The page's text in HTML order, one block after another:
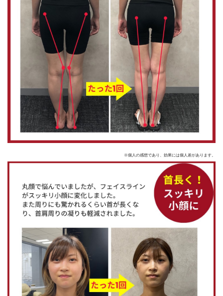
※個人の感想であり、効果には個人差があります。